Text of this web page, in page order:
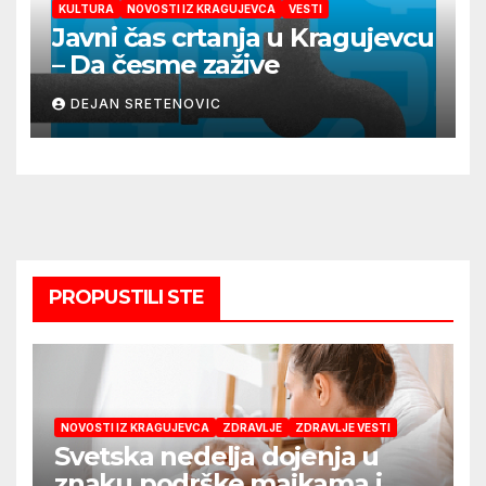
KULTURA NOVOSTI IZ KRAGUJEVCA VESTI
Javni čas crtanja u Kragujevcu
– Da česme zažive
DEJAN SRETENOVIC
PROPUSTILI STE
NOVOSTI IZ KRAGUJEVCA ZDRAVLJE ZDRAVLJE VESTI
Svetska nedelja dojenja u